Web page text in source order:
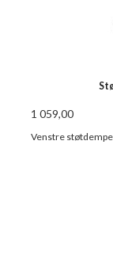
1 059,00
Venstre